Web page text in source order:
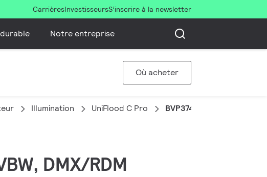
CarrièresInvestisseursS’inscrire à la newsletter
Notre entreprise
Où acheter
Illumination UniFlood C Pro BVP374 48LED RGBNW
DMX/RDM